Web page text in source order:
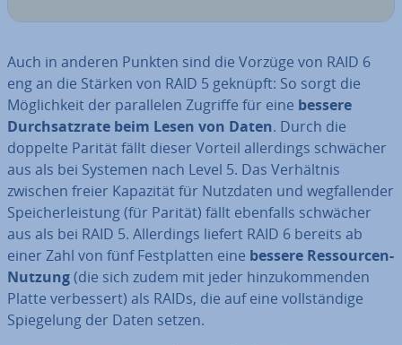
Auch in anderen Punkten sind die Vorzüge von RAID 6
eng an die Stärken von RAID 5 geknüpft: So sorgt die
Mög­lich­keit der par­al­le­len Zugriffe für eine bessere
Durch­satz­ra­te beim Lesen von Daten. Durch die
doppelte Parität fällt dieser Vorteil al­ler­dings schwächer
aus als bei Systemen nach Level 5. Das Ver­hält­nis
zwischen freier Kapazität für Nutzdaten und weg­fal­len­der
Spei­cher­leis­tung (für Parität) fällt ebenfalls schwächer
aus als bei RAID 5. Al­ler­dings liefert RAID 6 bereits ab
einer Zahl von fünf Fest­plat­ten eine bessere Res­sour­cen-
Nutzung(die sich zudem mit jeder hin­zu­kom­men­den
Platte ver­bes­sert) als RAIDs, die auf eine voll­stän­di­ge
Spie­ge­lung der Daten setzen.